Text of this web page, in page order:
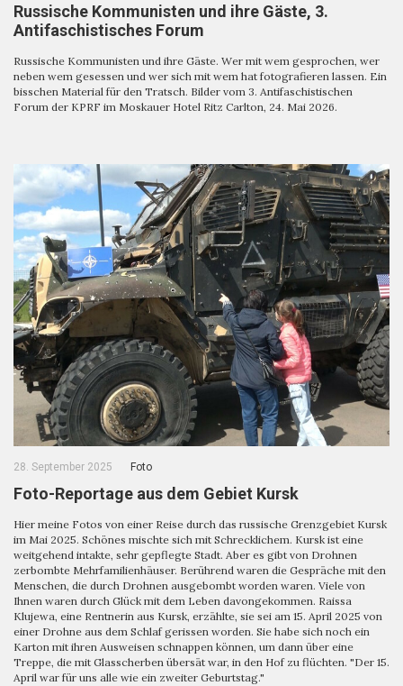
Russische Kommunisten und ihre Gäste, 3.
Antifaschistisches Forum
Russische Kommunisten und ihre Gäste. Wer mit wem gesprochen, wer
neben wem gesessen und wer sich mit wem hat fotografieren lassen. Ein
bisschen Material für den Tratsch. Bilder vom 3. Antifaschistischen
Forum der KPRF im Moskauer Hotel Ritz Carlton, 24. Mai 2026.
28. September 2025 Foto
Foto-Reportage aus dem Gebiet Kursk
Hier meine Fotos von einer Reise durch das russische Grenzgebiet Kursk
im Mai 2025. Schönes mischte sich mit Schrecklichem. Kursk ist eine
weitgehend intakte, sehr gepflegte Stadt. Aber es gibt von Drohnen
zerbombte Mehrfamilienhäuser. Berührend waren die Gespräche mit den
Menschen, die durch Drohnen ausgebombt worden waren. Viele von
Ihnen waren durch Glück mit dem Leben davongekommen. Raissa
Klujewa, eine Rentnerin aus Kursk, erzählte, sie sei am 15. April 2025 von
einer Drohne aus dem Schlaf gerissen worden. Sie habe sich noch ein
Karton mit ihren Ausweisen schnappen können, um dann über eine
Treppe, die mit Glasscherben übersät war, in den Hof zu flüchten. "Der 15.
April war für uns alle wie ein zweiter Geburtstag."